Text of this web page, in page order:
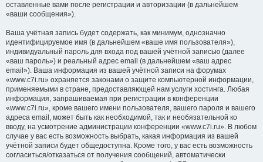
оставленные вами после регистрации и авторизации (в дальнейшем
«ваши сообщения»).
Ваша учётная запись будет содержать, как минимум, однозначно
идентифицируемое имя (в дальнейшем «ваше имя пользователя»),
индивидуальный пароль для входа под вашей учётной записью (далее
«ваш пароль») и реальный адрес email (в дальнейшем «ваш адрес
email»). Ваша информация из вашей учётной записи на форумах
«www.c7i.ru» охраняется законами о защите компьютерной информации,
применяемыми в стране, предоставляющей нам услуги хостинга. Любая
информация, запрашиваемая при регистрации в конференции
«www.c7i.ru», кроме вашего имени пользователя, вашего пароля и вашего
адреса email, может быть как необходимой, так и необязательной ко
вводу, на усмотрение администрации конференции «www.c7i.ru». В любом
случае у вас есть возможность выбрать, какая информация из вашей
учётной записи будет общедоступна. Кроме того, у вас есть возможность
согласиться/отказаться от получения сообщений, автоматически